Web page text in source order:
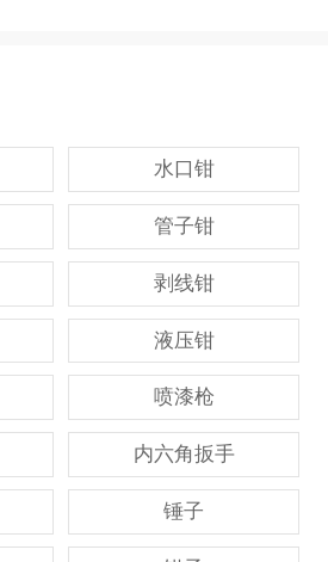
水口钳
管子钳
剥线钳
液压钳
喷漆枪
内六角扳手
锤子